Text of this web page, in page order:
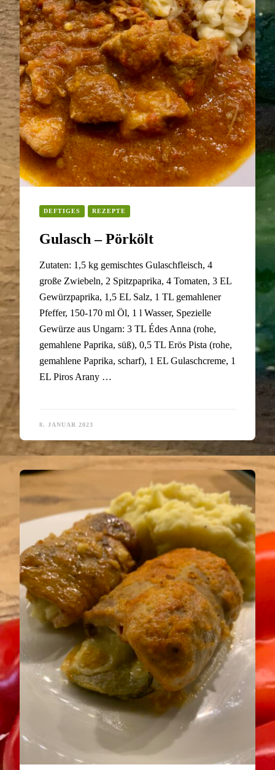
DEFTIGES REZEPTE
Gulasch – Pörkölt
Zutaten: 1,5 kg gemischtes Gulaschfleisch, 4
große Zwiebeln, 2 Spitzpaprika, 4 Tomaten, 3 EL
Gewürzpaprika, 1,5 EL Salz, 1 TL gemahlener
Pfeffer, 150-170 ml Öl, 1 l Wasser, Spezielle
Gewürze aus Ungarn: 3 TL Édes Anna (rohe,
gemahlene Paprika, süß), 0,5 TL Erös Pista (rohe,
gemahlene Paprika, scharf), 1 EL Gulaschcreme, 1
EL Piros Arany …
8. JANUAR 2023